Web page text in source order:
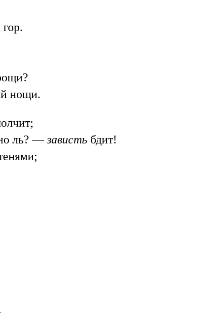
нощи.
ль? —зависть бдит!